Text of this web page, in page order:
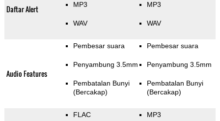
Daftar Alert MP3
WAV
MP3
WAV
Audio Features
Pembesar suara
Penyambung 3.5mm
Pembatalan Bunyi
(Bercakap)
Pembesar suara
Penyambung 3.5mm
Pembatalan Bunyi
(Bercakap)
FLAC MP3